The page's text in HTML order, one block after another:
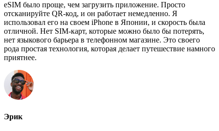
eSIM было проще, чем загрузить приложение. Просто
отсканируйте QR-код, и он работает немедленно. Я
использовал его на своем iPhone в Японии, и скорость была
отличной. Нет SIM-карт, которые можно было бы потерять,
нет языкового барьера в телефонном магазине. Это своего
рода простая технология, которая делает путешествие намного
приятнее.
Эрик